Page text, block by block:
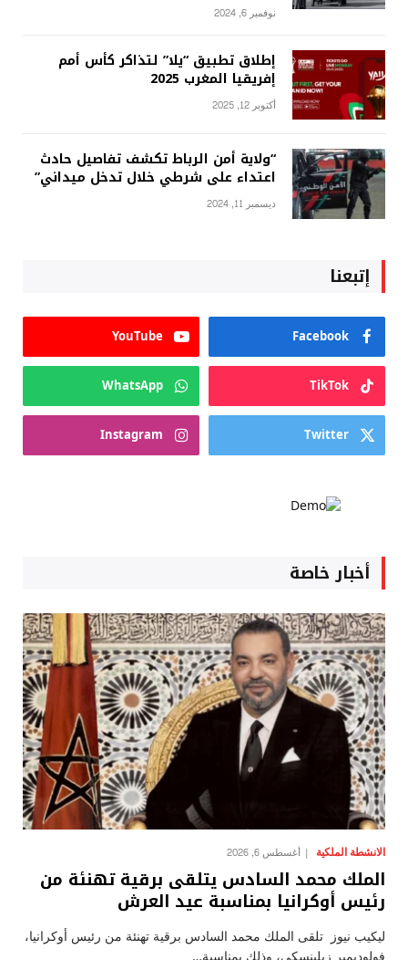
نوفمبر 6, 2024
إطلاق تطبيق “يلا” لتذاكر كأس أمم
إفريقيا المغرب 2025
أكتوبر 12, 2025
“ولاية أمن الرباط تكشف تفاصيل حادث
اعتداء على شرطي خلال تدخل ميداني”
ديسمبر 11, 2024
إتبعنا
Facebook
YouTube
TikTok
WhatsApp
Twitter
Instagram
أخبار خاصة
الانشطة الملكية أغسطس 6, 2026
الملك محمد السادس يتلقى برقية تهنئة من
رئيس أوكرانيا بمناسبة عيد العرش
ليكيب نيوز تلقى الملك محمد السادس برقية تهنئة من رئيس أوكرانيا،